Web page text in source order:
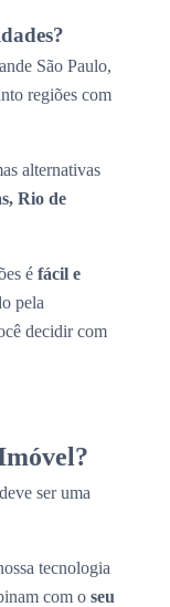
São Paulo,
regiões com
alternativas
Rio de
é fácil e
pela
decidir com
deve ser uma
tecnologia
com o seu